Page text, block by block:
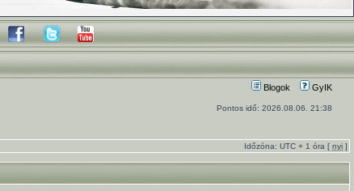
Blogok GyIK
Pontos idő: 2026.08.06. 21:38
Időzóna: UTC + 1 óra [ nyi ]